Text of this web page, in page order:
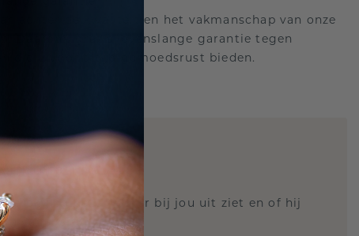
achter de kwaliteit en het vakmanschap van onze
Daarom: gratis levenslange garantie tegen
die u voor altijd gemoedsrust bieden.
REPLICA
hoe deze ring er bij jou uit ziet en of hij
vanaf slechts €15,-